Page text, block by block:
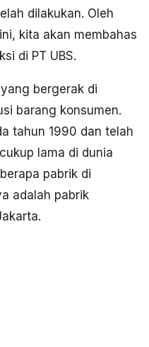
dilakukan. Oleh
kita akan membahas
di PT UBS.
bergerak di
barang konsumen.
tahun 1990 dan telah
lama di dunia
pabrik di
adalah pabrik